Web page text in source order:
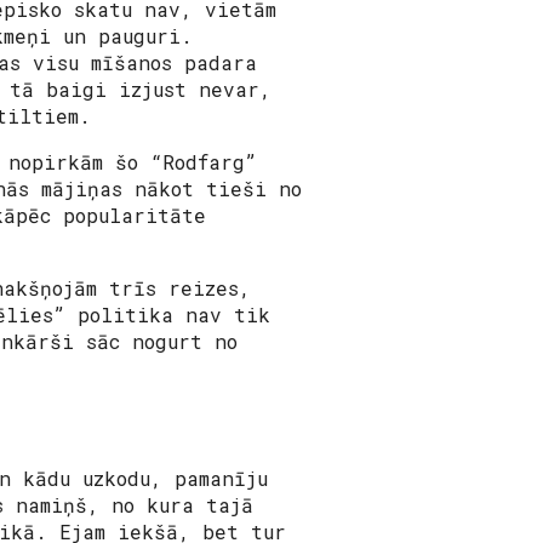
skatu nav, vietām
un pauguri.
mīšanos padara
tā baigi izjust nevar,
šo “Rodfarg”
mājiņas nākot tieši no
popularitāte
trīs reizes,
politika nav tik
sāc nogurt no
uzkodu, pamanīju
namiņš, no kura tajā
Ejam iekšā, bet tur